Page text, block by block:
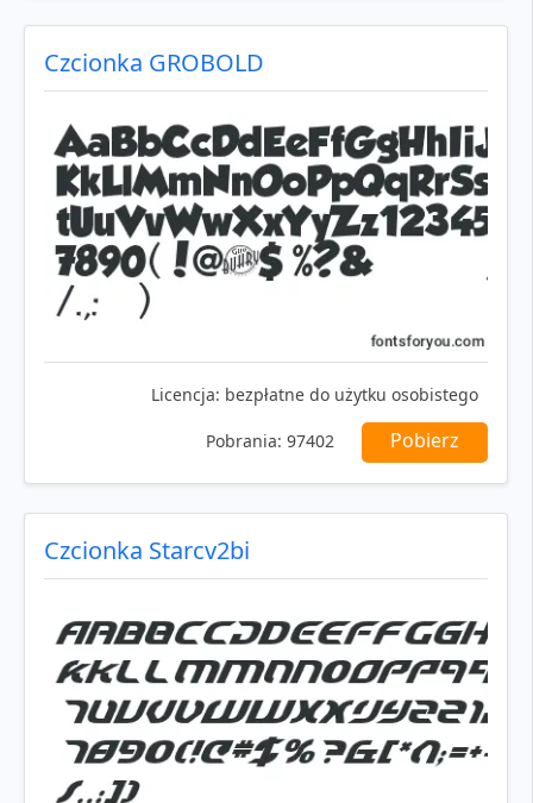
Czcionka GROBOLD
Licencja: bezpłatne do użytku osobistego
Pobrania: 97402 Pobierz
Czcionka Starcv2bi